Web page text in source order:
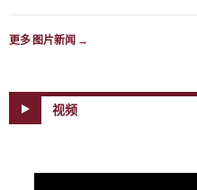
更多 图片新闻 →
视频